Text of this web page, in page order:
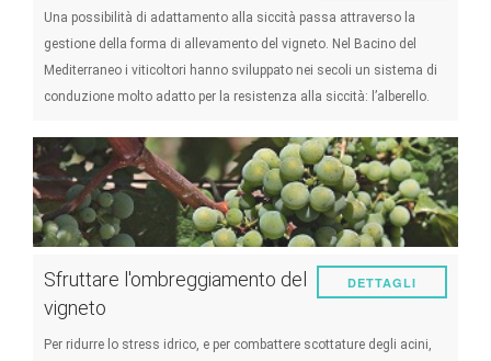
Una possibilità di adattamento alla siccità passa attraverso la
gestione della forma di allevamento del vigneto. Nel Bacino del
Mediterraneo i viticoltori hanno sviluppato nei secoli un sistema di
conduzione molto adatto per la resistenza alla siccità: l’alberello.
Sfruttare l'ombreggiamento del
vigneto
Per ridurre lo stress idrico, e per combattere scottature degli acini,
DETTAGLI